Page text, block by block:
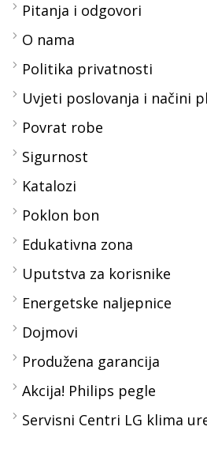
Pitanja i odgovori
O nama
Politika privatnosti
Uvjeti poslovanja i načini
Povrat robe
Sigurnost
Katalozi
Poklon bon
Edukativna zona
Uputstva za korisnike
Energetske naljepnice
Dojmovi
Produžena garancija
Akcija! Philips pegle
Servisni Centri LG klima